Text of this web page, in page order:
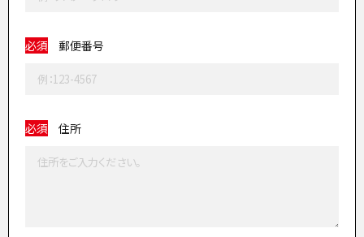
必須 郵便番号
必須 住所